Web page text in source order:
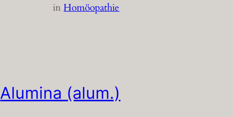
inHomöopathie
Alumina (alum.)